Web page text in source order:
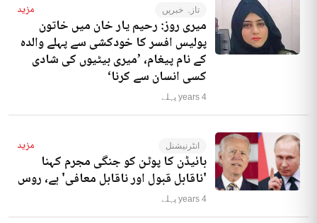
تازہ خبریں مزید
میری روز: رحیم یار خان میں خاتون
پولیس افسر کا خودکشی سے پہلے والدہ
کے نام پیغام، ’میری بیٹیوں کی شادی
کسی انسان سے کرنا‘
4 years پہلے
انٹرنیشنل مزید
بائیڈن کا پوٹن کو جنگی مجرم کہنا
'ناقابل قبول اور ناقابل معافی' ہے، روس
4 years پہلے